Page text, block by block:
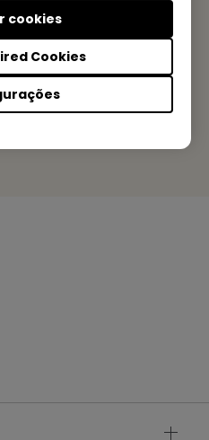
Cookies
cookies
Cerqueira Cesar, SAO